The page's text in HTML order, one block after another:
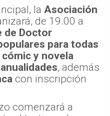
la Asociación
de 19.00 a
de Doctor
para todas
y novela
, además
con inscripción
comenzará a